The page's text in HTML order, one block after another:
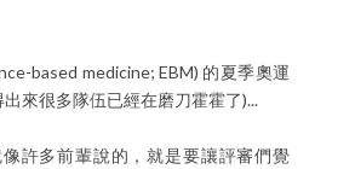
based medicine; EBM) 的夏季奧運
來很多隊伍已經在磨刀霍霍了)...
許多前輩說的，就是要讓評審們覺